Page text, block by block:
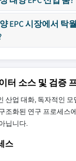
EPC 시장에서 탁
터 소스 및 검증
산업 대화, 독자적인
조화된 연구 프로세스
닙니다.
스